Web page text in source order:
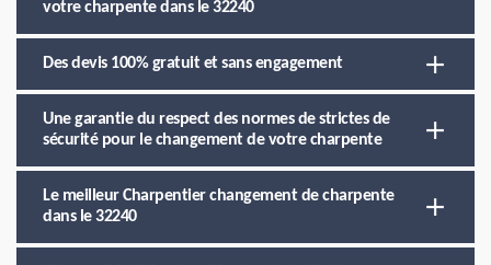
votre charpente dans le 32240
Des devis 100% gratuit et sans engagement
Une garantie du respect des normes de strictes de
sécurité pour le changement de votre charpente
Le meilleur Charpentier changement de charpente
dans le 32240